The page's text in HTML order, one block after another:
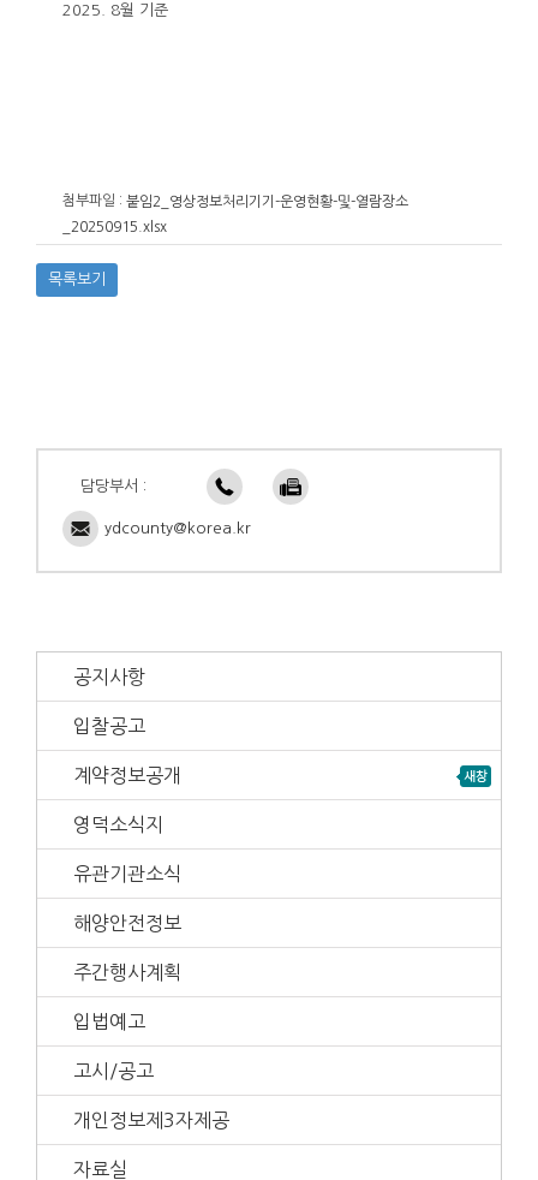
2025. 8월 기준
첨부파일 : 붙임2_영상정보처리기기-운영현황-및-열람장소
_20250915.xlsx
목록보기
담당부서 :
ydcounty@korea.kr
공지사항
입찰공고
계약정보공개
영덕소식지
유관기관소식
해양안전정보
주간행사계획
입법예고
고시/공고
개인정보제3자제공
자료실